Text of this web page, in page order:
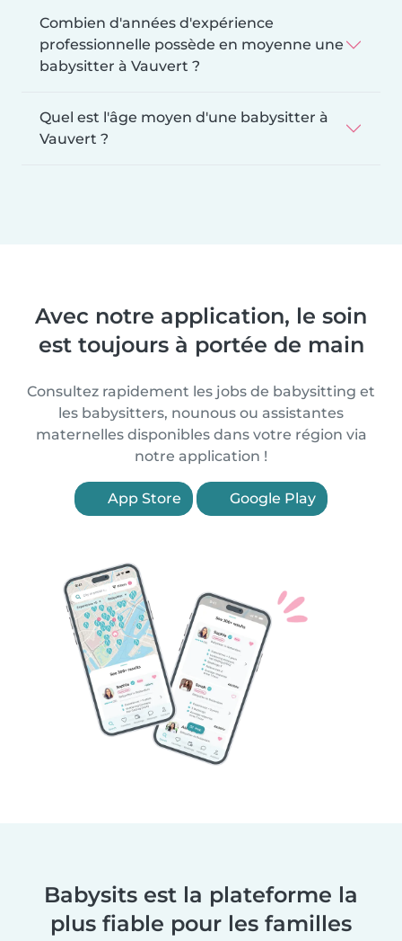
Combien d'années d'expérience
professionnelle possède en moyenne une
babysitter à Vauvert ?
Quel est l'âge moyen d'une babysitter à
Vauvert ?
Avec notre application, le soin
est toujours à portée de main
Consultez rapidement les jobs de babysitting et
les babysitters, nounous ou assistantes
maternelles disponibles dans votre région via
notre application !
App Store Google Play
Babysits est la plateforme la
plus fiable pour les familles